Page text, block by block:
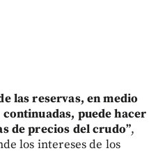
las reservas, en medio
puede hacer
de precios del crudo”,
los intereses de los